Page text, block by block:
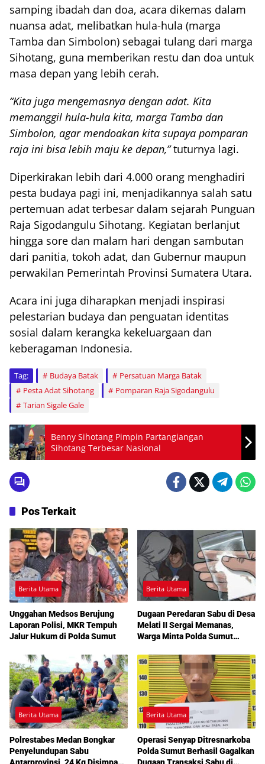
samping ibadah dan doa, acara dikemas dalam
nuansa adat, melibatkan hula-hula (marga
Tamba dan Simbolon) sebagai tulang dari marga
Sihotang, guna memberikan restu dan doa untuk
masa depan yang lebih cerah.
“Kita juga mengemasnya dengan adat. Kita
memanggil hula-hula kita, marga Tamba dan
Simbolon, agar mendoakan kita supaya pomparan
raja ini bisa lebih maju ke depan,”tuturnya lagi.
Diperkirakan lebih dari 4.000 orang menghadiri
pesta budaya pagi ini, menjadikannya salah satu
pertemuan adat terbesar dalam sejarah Punguan
Raja Sigodangulu Sihotang. Kegiatan berlanjut
hingga sore dan malam hari dengan sambutan
dari panitia, tokoh adat, dan Gubernur maupun
perwakilan Pemerintah Provinsi Sumatera Utara.
Acara ini juga diharapkan menjadi inspirasi
pelestarian budaya dan penguatan identitas
sosial dalam kerangka kekeluargaan dan
keberagaman Indonesia.
Tag: Budaya Batak
Persatuan Marga Batak
Pesta Adat Sihotang
Pomparan Raja Sigodangulu
Tarian Sigale Gale
Benny Sihotang Pimpin Partangiangan
Sihotang Terbesar Nasional
Pos Terkait
Berita Utama
Unggahan Medsos Berujung
Laporan Polisi, MKR Tempuh
Jalur Hukum di Polda Sumut
Berita Utama
Dugaan Peredaran Sabu di Desa
Melati II Sergai Memanas,
Warga Minta Polda Sumut
Berita Utama
Polrestabes Medan Bongkar
Penyelundupan Sabu
Berita Utama
Operasi Senyap Ditresnarkoba
Polda Sumut Berhasil Gagalkan